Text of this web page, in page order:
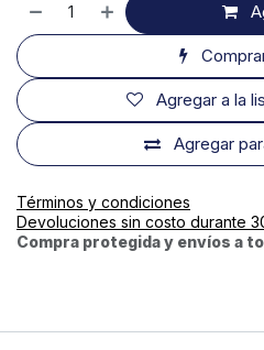
Agregar
Agregar a la
Términos y condiciones
Devoluciones sin costo durante
Compra protegida y envíos a